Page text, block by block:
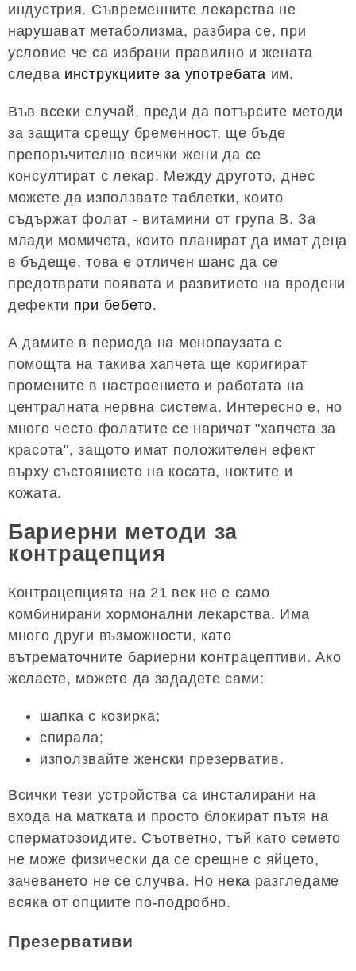
индустрия. Съвременните лекарства не
нарушават метаболизма, разбира се, при
условие че са избрани правилно и жената
следва инструкциите за употребата им.
Във всеки случай, преди да потърсите методи
за защита срещу бременност, ще бъде
препоръчително всички жени да се
консултират с лекар. Между другото, днес
можете да използвате таблетки, които
съдържат фолат - витамини от група В. За
млади момичета, които планират да имат деца
в бъдеще, това е отличен шанс да се
предотврати появата и развитието на вродени
дефекти при бебето.
А дамите в периода на менопаузата с
помощта на такива хапчета ще коригират
промените в настроението и работата на
централната нервна система. Интересно е, но
много често фолатите се наричат ​​"хапчета за
красота", защото имат положителен ефект
върху състоянието на косата, ноктите и
кожата.
Бариерни методи за
контрацепция
Контрацепцията на 21 век не е само
комбинирани хормонални лекарства. Има
много други възможности, като
вътрематочните бариерни контрацептиви. Ако
желаете, можете да зададете сами:
шапка с козирка;
спирала;
използвайте женски презерватив.
Всички тези устройства са инсталирани на
входа на матката и просто блокират пътя на
сперматозоидите. Съответно, тъй като семето
не може физически да се срещне с яйцето,
зачеването не се случва. Но нека разгледаме
всяка от опциите по-подробно.
Презервативи